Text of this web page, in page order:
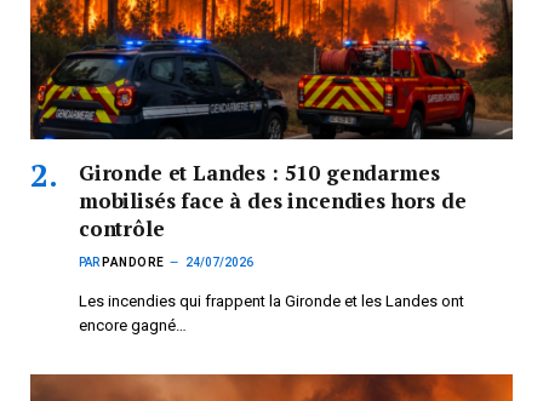
Gironde et Landes : 510 gendarmes
mobilisés face à des incendies hors de
contrôle
PAR PANDORE 24/07/2026
Les incendies qui frappent la Gironde et les Landes ont
encore gagné…